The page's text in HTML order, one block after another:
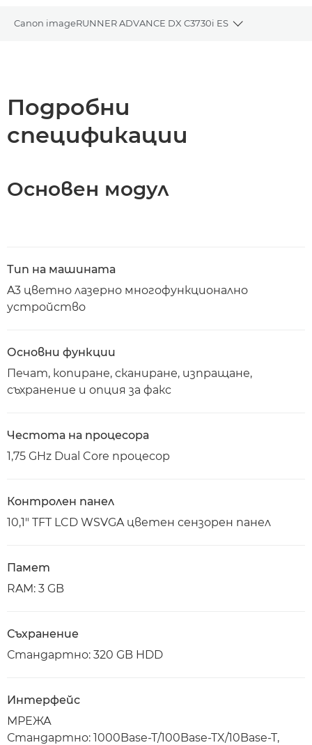
Canon imageRUNNER ADVANCE DX C3730i ES
Toggle
Подробни
спецификации
Основен модул
Тип на машината
A3 цветно лазерно многофункционално
устройство
Основни функции
Печат, копиране, сканиране, изпращане,
съхранение и опция за факс
Честота на процесора
1,75 GHz Dual Core процесор
Контролен панел
10,1" TFT LCD WSVGA цветен сензорен панел
Памет
RAM: 3 GB
Съхранение
Стандартно: 320 GB HDD
Интерфейс
МРЕЖА
Стандартно: 1000Base-T/100Base-TX/10Base-T,